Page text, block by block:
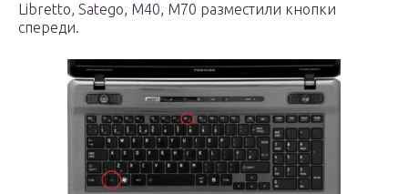
Libretto, Satego, M40, M70 разместили кнопки
спереди.